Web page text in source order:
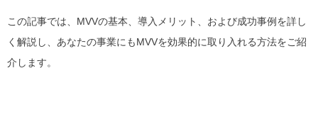
この記事では、MVVの基本、導入メリット、および成功事例を詳し
く解説し、あなたの事業にもMVVを効果的に取り入れる方法をご紹
介します。